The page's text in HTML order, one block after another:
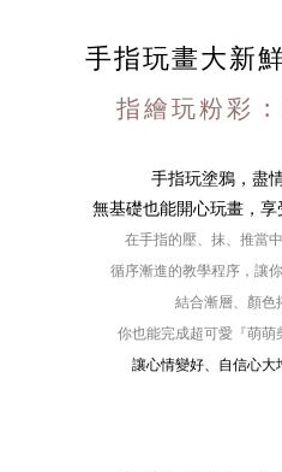
手指玩畫大新鮮
指繪玩粉彩 :
手指玩塗鴉，盡
無基礎也能開心玩畫，
在手指的壓、抹、推當
循序漸進的教學程序，讓
結合漸層、顏色
你也能完成超可愛『萌萌
讓心情變好、自信心